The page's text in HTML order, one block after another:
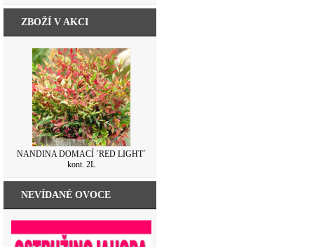
ZBOŽÍ V AKCI
NANDINA DOMACÍ ´RED LIGHT´
kont. 2L
NEVÍDANÉ OVOCE